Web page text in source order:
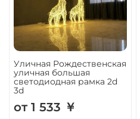
Уличная Рождественская
уличная большая
светодиодная рамка 2d
3d
от 1 533 ￥